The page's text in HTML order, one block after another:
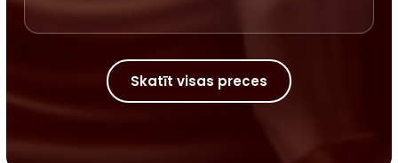
Skatīt visas preces